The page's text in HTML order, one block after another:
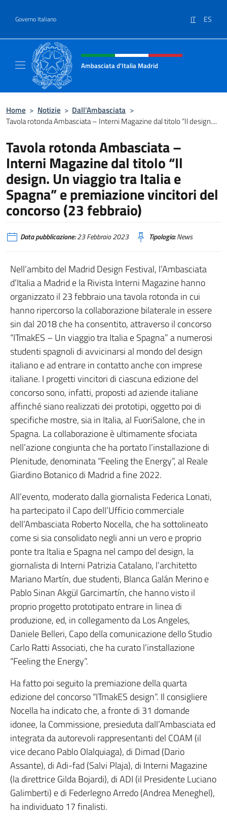
Governo Italiano IT ES
Intestazione sito, social e menù
Ambasciata d'Italia Madrid
Home > Notizie > Dall’Ambasciata >
Tavola rotonda Ambasciata – Interni Magazine dal titolo “Il design....
Tavola rotonda Ambasciata –
Interni Magazine dal titolo “Il
design. Un viaggio tra Italia e
Spagna” e premiazione vincitori del
concorso (23 febbraio)
Data pubblicazione:23 Febbraio 2023 Tipologia:News
Nell’ambito del Madrid Design Festival, l’Ambasciata
d’Italia a Madrid e la Rivista Interni Magazine hanno
organizzato il 23 febbraio una tavola rotonda in cui
hanno ripercorso la collaborazione bilaterale in essere
sin dal 2018 che ha consentito, attraverso il concorso
“ITmakES – Un viaggio tra Italia e Spagna” a numerosi
studenti spagnoli di avvicinarsi al mondo del design
italiano e ad entrare in contatto anche con imprese
italiane. I progetti vincitori di ciascuna edizione del
concorso sono, infatti, proposti ad aziende italiane
affinché siano realizzati dei prototipi, oggetto poi di
specifiche mostre, sia in Italia, al FuoriSalone, che in
Spagna. La collaborazione è ultimamente sfociata
nell’azione congiunta che ha portato l’installazione di
Plenitude, denominata “Feeling the Energy”, al Reale
Giardino Botanico di Madrid a fine 2022.
All’evento, moderato dalla giornalista Federica Lonati,
ha partecipato il Capo dell’Ufficio commerciale
dell’Ambasciata Roberto Nocella, che ha sottolineato
come si sia consolidato negli anni un vero e proprio
ponte tra Italia e Spagna nel campo del design, la
giornalista di Interni Patrizia Catalano, l’architetto
Mariano Martín, due studenti, Blanca Galán Merino e
Pablo Sinan Akgül Garcimartín, che hanno visto il
proprio progetto prototipato entrare in linea di
produzione, ed, in collegamento da Los Angeles,
Daniele Belleri, Capo della comunicazione dello Studio
Carlo Ratti Associati, che ha curato l’installazione
“Feeling the Energy”.
Ha fatto poi seguito la premiazione della quarta
edizione del concorso “ITmakES design”. Il consigliere
Nocella ha indicato che, a fronte di 31 domande
idonee, la Commissione, presieduta dall’Ambasciata ed
integrata da autorevoli rappresentanti del COAM (il
vice decano Pablo Olalquiaga), di Dimad (Dario
Assante), di Adi-fad (Salvi Plaja), di Interni Magazine
(la direttrice Gilda Bojardi), di ADI (il Presidente Luciano
Galimberti) e di Federlegno Arredo (Andrea Meneghel),
ha individuato 17 finalisti.